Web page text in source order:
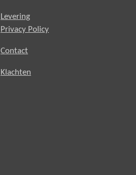
Levering
Privacy Policy
Contact
Klachten